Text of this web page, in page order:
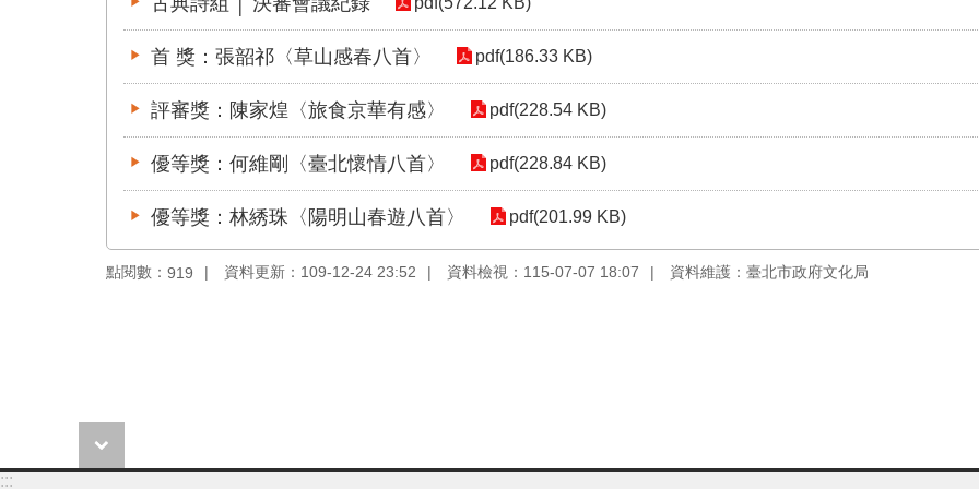
首 獎：張韶祁〈草山感春八首〉 pdf(186.33 KB)
評審獎：陳家煌〈旅食京華有感〉 pdf(228.54 KB)
優等獎：何維剛〈臺北懷情八首〉 pdf(228.84 KB)
優等獎：林綉珠〈陽明山春遊八首〉 pdf(201.99 KB)
點閱數： 919 資料更新：109-12-24 23:52 資料檢視：115-07-07 18:07 資料維護：臺北市政府文化局
:::